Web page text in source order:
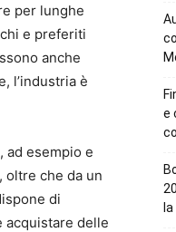
per lunghe
e preferiti
anche
l’industria è
ad esempio e
oltre che da un
di
acquistare delle
e
la